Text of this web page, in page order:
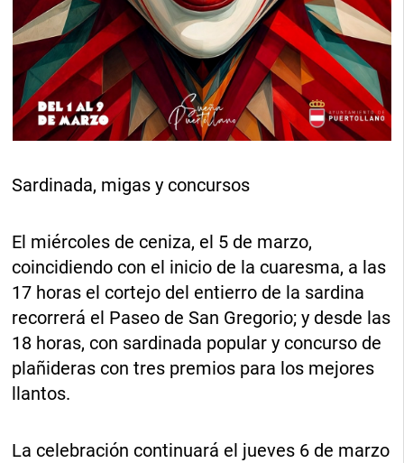
Sardinada, migas y concursos
El miércoles de ceniza, el 5 de marzo,
coincidiendo con el inicio de la cuaresma, a las
17 horas el cortejo del entierro de la sardina
recorrerá el Paseo de San Gregorio; y desde las
18 horas, con sardinada popular y concurso de
plañideras con tres premios para los mejores
llantos.
La celebración continuará el jueves 6 de marzo